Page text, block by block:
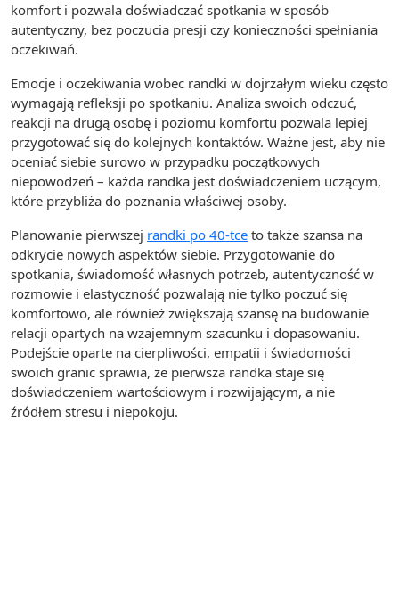
komfort i pozwala doświadczać spotkania w sposób
autentyczny, bez poczucia presji czy konieczności spełniania
oczekiwań.
Emocje i oczekiwania wobec randki w dojrzałym wieku często
wymagają refleksji po spotkaniu. Analiza swoich odczuć,
reakcji na drugą osobę i poziomu komfortu pozwala lepiej
przygotować się do kolejnych kontaktów. Ważne jest, aby nie
oceniać siebie surowo w przypadku początkowych
niepowodzeń – każda randka jest doświadczeniem uczącym,
które przybliża do poznania właściwej osoby.
Planowanie pierwszej randki po 40-tce to także szansa na
odkrycie nowych aspektów siebie. Przygotowanie do
spotkania, świadomość własnych potrzeb, autentyczność w
rozmowie i elastyczność pozwalają nie tylko poczuć się
komfortowo, ale również zwiększają szansę na budowanie
relacji opartych na wzajemnym szacunku i dopasowaniu.
Podejście oparte na cierpliwości, empatii i świadomości
swoich granic sprawia, że pierwsza randka staje się
doświadczeniem wartościowym i rozwijającym, a nie
źródłem stresu i niepokoju.